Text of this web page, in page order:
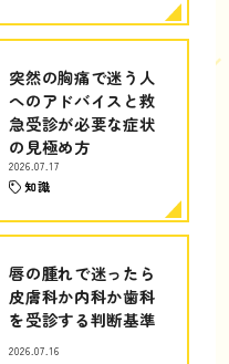
突然の胸痛で迷う人
へのアドバイスと救
急受診が必要な症状
の見極め方
2026.07.17
知識
唇の腫れで迷ったら
皮膚科か内科か歯科
を受診する判断基準
2026.07.16